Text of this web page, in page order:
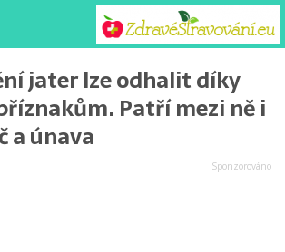
jater lze odhalit díky
Patří mezi ně i
a únava